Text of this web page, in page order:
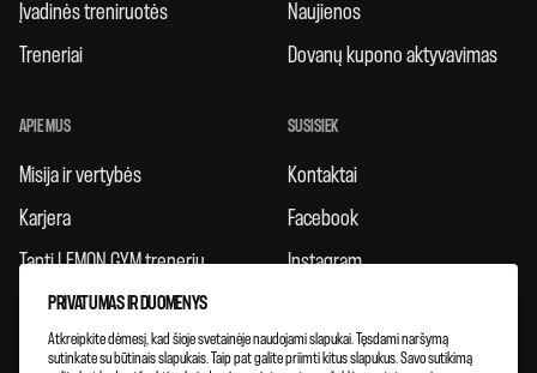
Įvadinės treniruotės
Treneriai
Naujienos
Dovanų kupono aktyvavimas
APIE MUS
Misija ir vertybės
Karjera
Tapti LEMON GYM treneriu
Taisyklės
Atsiliepimai
SUSISIEK
Kontaktai
Facebook
Instagram
PRIVATUMAS IR DUOMENYS
Atkreipkite dėmesį, kad šioje svetainėje naudojami slapukai. Tęsdami naršymą
sutinkate su būtinais slapukais. Taip pat galite priimti kitus slapukus. Savo sutikimą